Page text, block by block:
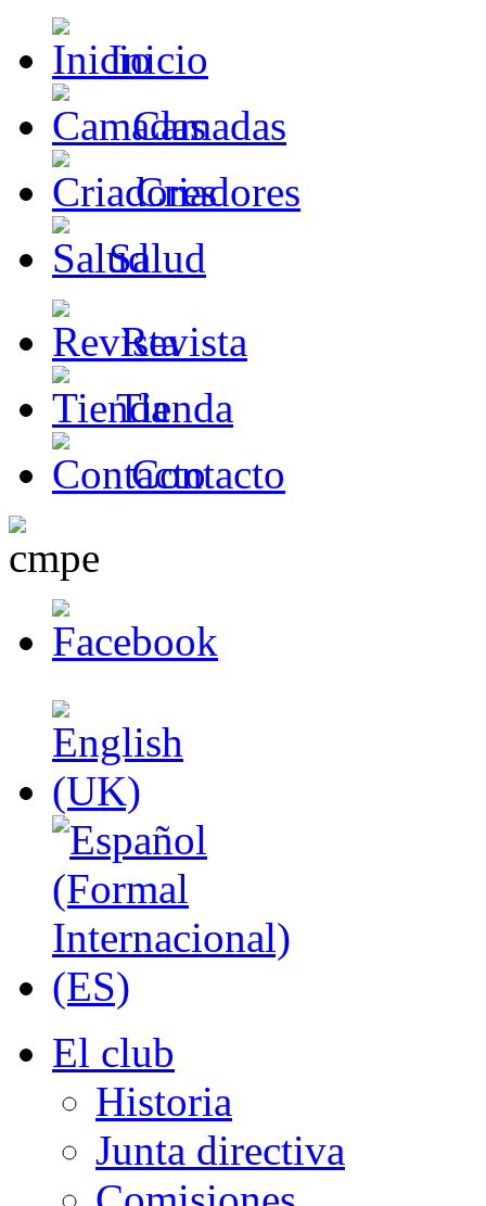
Inicio
Camadas
Criadores
Salud
Revista
Tienda
Contacto
El club
Historia
Junta directiva